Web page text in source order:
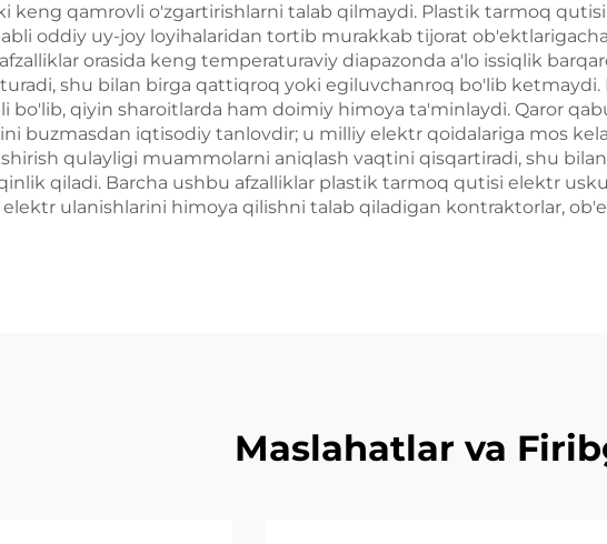
keng qamrovli o'zgartirishlarni talab qilmaydi. Plastik tarmoq
oddiy uy-joy loyihalaridan tortib murakkab tijorat
orasida keng temperaturaviy diapazonda a'lo issiqlik
shu bilan birga qattiqroq yoki egiluvchanroq bo'lib
bo'lib, qiyin sharoitlarda ham doimiy himoya ta'minlaydi. Qaror
buzmasdan iqtisodiy tanlovdir; u milliy elektr qoidalariga mos
qulayligi muammolarni aniqlash vaqtini qisqartiradi, shu
qiladi. Barcha ushbu afzalliklar plastik tarmoq qutisi elektr
ulanishlarini himoya qilishni talab qiladigan kontraktorlar,
Maslahatlar va